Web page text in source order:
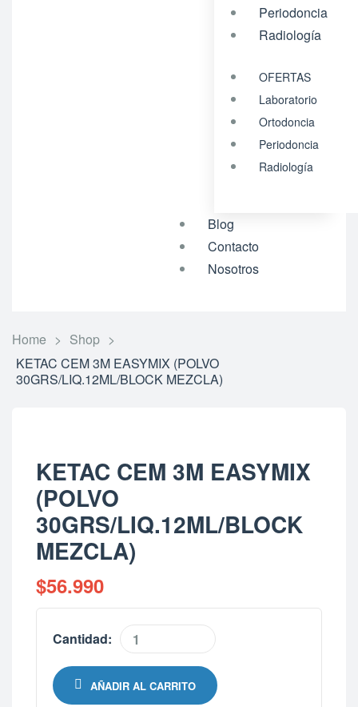
Periodoncia
Radiología
OFERTAS
Laboratorio
Ortodoncia
Periodoncia
Radiología
Blog
Contacto
Nosotros
Home > Shop >
KETAC CEM 3M EASYMIX (POLVO
30GRS/LIQ.12ML/BLOCK MEZCLA)
KETAC CEM 3M EASYMIX
(POLVO
30GRS/LIQ.12ML/BLOCK
MEZCLA)
$56.990
Cantidad:
AÑADIR AL CARRITO